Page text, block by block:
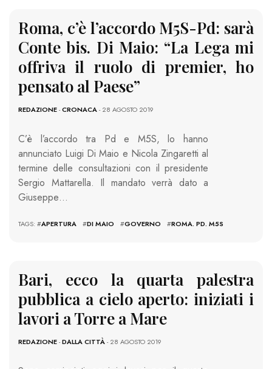
Roma, c’è l’accordo M5S-Pd: sarà
Conte bis. Di Maio: “La Lega mi
offriva il ruolo di premier, ho
pensato al Paese”
REDAZIONE-CRONACA- 28 AGOSTO 2019
C’è l’accordo tra Pd e M5S, lo hanno
annunciato Luigi Di Maio e Nicola Zingaretti al
termine delle consultazioni con il presidente
Sergio Mattarella. Il mandato verrà dato a
Giuseppe…
TAGS: #APERTURA #DI MAIO #GOVERNO #ROMA. PD. M5S
Bari, ecco la quarta palestra
pubblica a cielo aperto: iniziati i
lavori a Torre a Mare
REDAZIONE-DALLA CITTÀ- 28 AGOSTO 2019